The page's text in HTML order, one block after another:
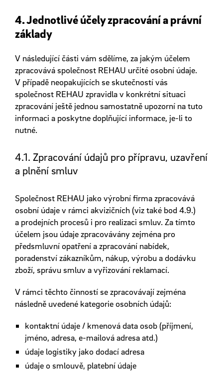
4. Jednotlivé účely zpracování a právní
základy
V následující části vám sdělíme, za jakým účelem
zpracovává společnost REHAU určité osobní údaje.
V případě neopakujících se skutečností vás
společnost REHAU zpravidla v konkrétní situaci
zpracování ještě jednou samostatně upozorní na tuto
informaci a poskytne doplňující informace, je-li to
nutné.
4.1. Zpracování údajů pro přípravu, uzavření
a plnění smluv
Společnost REHAU jako výrobní firma zpracovává
osobní údaje v rámci akvizičních (viz také bod 4.9.)
a prodejních procesů i pro realizaci smluv. Za tímto
účelem jsou údaje zpracovávány zejména pro
předsmluvní opatření a zpracování nabídek,
poradenství zákazníkům, nákup, výrobu a dodávku
zboží, správu smluv a vyřizování reklamací.
V rámci těchto činností se zpracovávají zejména
následně uvedené kategorie osobních údajů:
kontaktní údaje / kmenová data osob (příjmení,
jméno, adresa, e-mailová adresa atd.)
údaje logistiky jako dodací adresa
údaje o smlouvě, platební údaje